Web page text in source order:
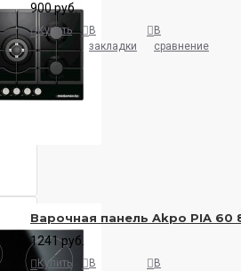
900 руб.
Купить
В
закладки
В
сравнение
Варочная панель Akpo PIA 60
1241 руб.
Купить
В
В